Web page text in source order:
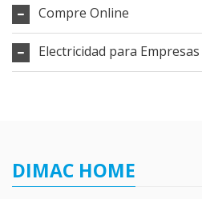
Compre Online
Electricidad para Empresas
DIMAC HOME